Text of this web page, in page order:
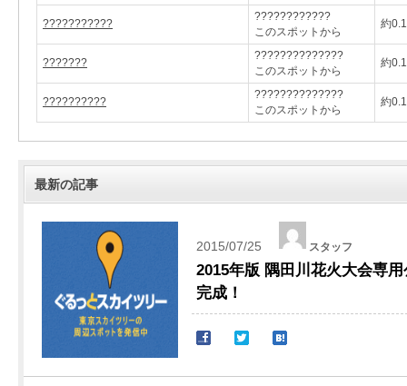
???????????
????????????
このスポットから
約
???????
??????????????
このスポットから
約
??????????
??????????????
このスポットから
約
最新の記事
2015/07/25 スタッフ
2015年版 隅田川花火大会専
完成！